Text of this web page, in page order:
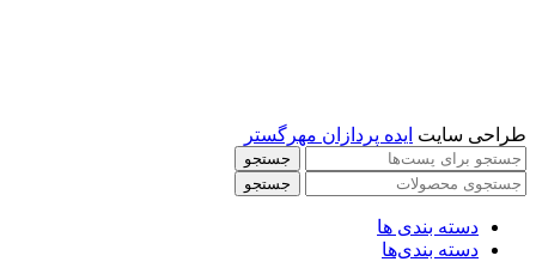
طراحی سایت ایده پردازان مهرگستر
جستجو
جستجو
دسته بندی ها
دسته بندی‌ها